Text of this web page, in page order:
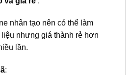
nhân tạo nên có thể làm
nhưng giá thành rẻ hơn
lần.
: